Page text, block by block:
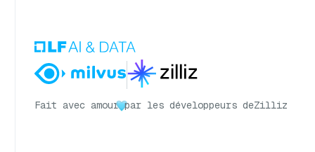
Fait avec amour par les développeurs deZilliz